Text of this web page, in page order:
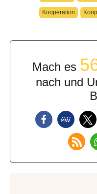
Kooperation
Mach es
nach und